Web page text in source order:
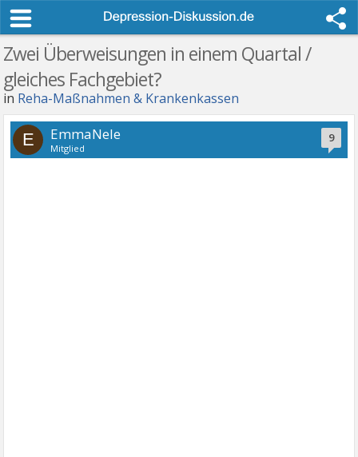
Zwei Überweisungen in einem Quartal /
gleiches Fachgebiet?
in Reha-Maßnahmen & Krankenkassen
9
E EmmaNele
Mitglied